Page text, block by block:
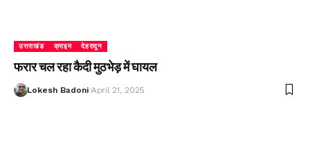
उत्तराखंड क्राइम देहरादून
फरार चल रहा कैदी मुठभेड़ में घायल
Lokesh Badoni April 21, 2025